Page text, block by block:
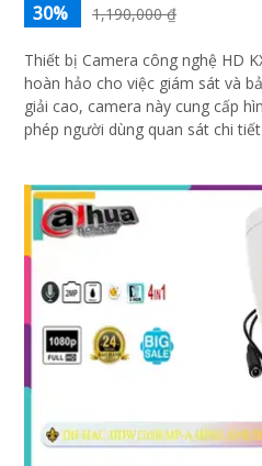
30% 1,190,000 ₫
Thiết bị Camera công nghệ HD
hoàn hảo cho việc giám sát và bảo vệ an
giải cao, camera này cung cấp
phép người dùng quan sát chi